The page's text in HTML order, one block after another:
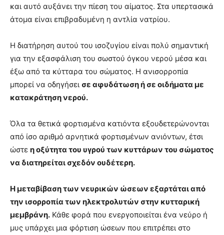
και αυτό αυξάνει την πίεση του αίματος. Στα υπερτασικά
άτομα είναι επιβραδυμένη η αντλία νατρίου.
Η διατήρηση αυτού του ισοζυγίου είναι πολύ σημαντική
για την εξασφάλιση του σωστού όγκου νερού μέσα και
έξω από τα κύτταρα του σώματος. Η ανισορροπία
μπορεί να οδηγήσει σε αφυδάτωση ή σε οιδήματα με
κατακράτηση νερού.
Όλα τα θετικά φορτισμένα κατιόντα εξουδετερώνονται
από ίσο αριθμό αρνητικά φορτισμένων ανιόντων, έτσι
ώστε η οξύτητα του υγρού των κυττάρων του σώματος
να διατηρείται σχεδόν ουδέτερη.
Η μεταβίβαση των νευρικών ώσεων εξαρτάται από
την ισορροπία των ηλεκτρολυτών στην κυτταρική
μεμβράνη. Κάθε φορά που ενεργοποιείται ένα νεύρο ή
μυς υπάρχει μια φόρτιση ώσεων που επιτρέπει στο